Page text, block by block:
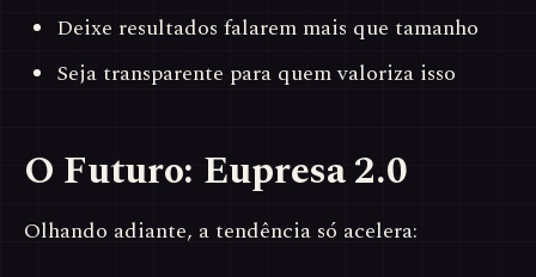
Deixe resultados falarem mais que tamanho
Seja transparente para quem valoriza isso
O Futuro: Eupresa 2.0
Olhando adiante, a tendência só acelera: